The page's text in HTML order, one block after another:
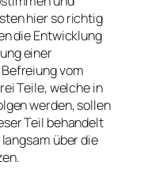
hier so richtig
die Entwicklung
einer
vom
Teile, welche in
werden, sollen
Teil behandelt
über die